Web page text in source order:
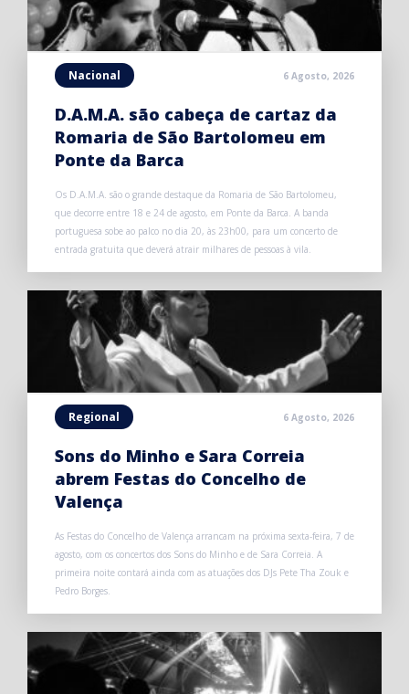
Nacional 6 Agosto, 2026
D.A.M.A. são cabeça de cartaz da
Romaria de São Bartolomeu em
Ponte da Barca
Os D.A.M.A. são o grande destaque da Romaria de São Bartolomeu,
que decorre entre 18 e 24 de agosto, em Ponte da Barca. A banda
portuguesa sobe ao palco no dia 20, às 23h00, para um concerto de
entrada gratuita que deverá atrair milhares de pessoas à vila.
Regional 6 Agosto, 2026
Sons do Minho e Sara Correia
abrem Festas do Concelho de
Valença
As Festas do Concelho de Valença arrancam na próxima sexta-feira, 7 de
agosto, com os concertos dos Sons do Minho e de Sara Correia. A
primeira noite contará ainda com as atuações dos DJs Pete Tha Zouk e
Pedro Borges.